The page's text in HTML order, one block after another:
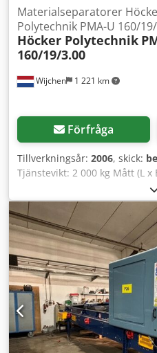
Wijchen 1 221 km
Materialseparatorer
Polytechnik PMA-U 160/
Höcker Polytechnik
160/19/3.00
Förfråga
Tillverkningsår: 2006, skick:
Tjänstevikt: 2 000 kg Mått (L x
Tillverkningsår: 2006 -
märkning: Nej -
2100 mm (l x b x h) -
Aozry N Tjm Tor -
Finansiell information Moms:
exklusive moms Moms/
för företag Leverans och
alla produkter inom